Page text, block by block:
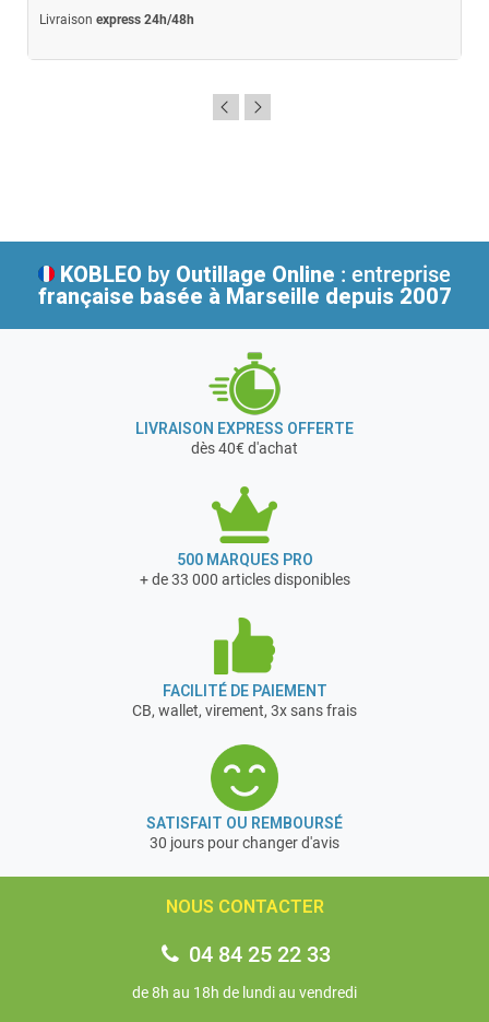
Livraison express 24h/48h
KOBLEO by Outillage Online : entreprise
française basée à Marseille depuis 2007
LIVRAISON EXPRESS OFFERTE
dès 40€ d'achat
500 MARQUES PRO
+ de 33 000 articles disponibles
FACILITÉ DE PAIEMENT
CB, wallet, virement, 3x sans frais
SATISFAIT OU REMBOURSÉ
30 jours pour changer d'avis
NOUS CONTACTER
04 84 25 22 33
de 8h au 18h de lundi au vendredi